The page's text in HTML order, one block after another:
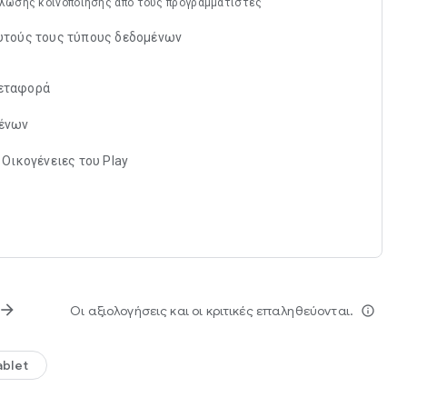
κοινοποίησης από τους προγραμματιστές
τους τύπους δεδομένων
του Play
arrow_forward Οι αξιολογήσεις και οι κριτικές επαληθεύονται. info_outline